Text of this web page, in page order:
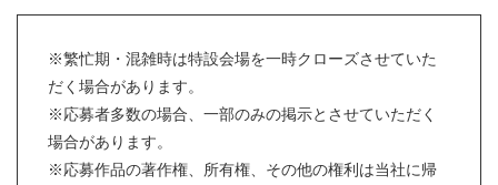
※繁忙期・混雑時は特設会場を一時クローズさせていた
だく場合があります。
※応募者多数の場合、一部のみの掲示とさせていただく
場合があります。
※応募作品の著作権、所有権、その他の権利は当社に帰